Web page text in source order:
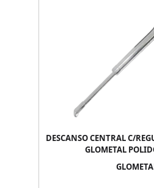
DESCANSO CENTRAL C/
GLOMETAL